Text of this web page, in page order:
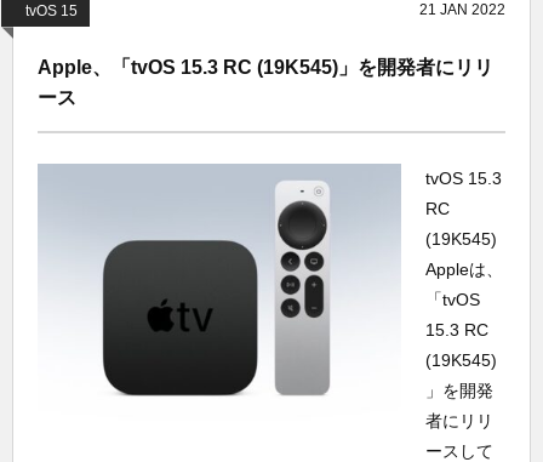
tvOS 15 21 JAN 2022
Apple、「tvOS 15.3 RC (19K545)」を開発者にリリ
ース
tvOS 15.3
RC
(19K545)
Appleは、
「tvOS
15.3 RC
(19K545)
」を開発
者にリリ
ースして